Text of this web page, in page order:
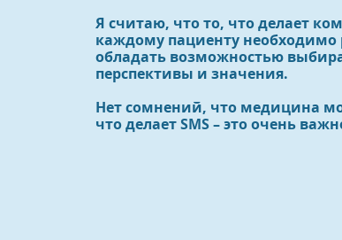
Я считаю, что то, что делает
каждому пациенту
обладать возможностью
перспективы и значения.
Нет сомнений, что медицина
что делает SMS – это очень